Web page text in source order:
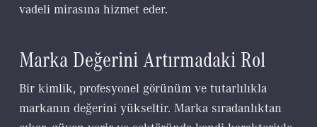
vadeli mirasına hizmet eder.
Marka Değerini Artırmadaki Rol
Bir kimlik, profesyonel görünüm ve tutarlılıkla
markanın değerini yükseltir. Marka sıradanlıktan